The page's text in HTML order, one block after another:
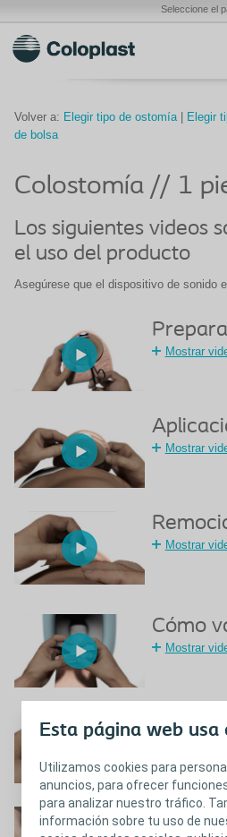
Esta página web usa
Utilizamos cookies para
anuncios, para ofrecer
para analizar nuestro tráfico.
información sobre tu uso de
Seleccione el
Volver a: Elegir tipo de ostomía| Elegir
de bolsa
Colostomía // 1
Los siguientes videos
el uso del producto
Asegúrese que el dispositivo de sonido
Mostrar
Mostrar
Mostrar
Cómo
Mostrar
Control